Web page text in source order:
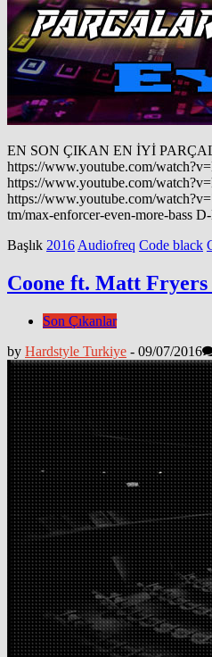
EN SON ÇIKAN EN İYİ
https://www.youtube.com/
https://www.youtube.com/
https://www.youtube.com/
tm/max-enforcer-even-more-bass
Başlık 2016Audiofreq Code black
Coone ft. Matt
Son Çıkanlar
by Hardstyle Turkiye - 09/07/2016